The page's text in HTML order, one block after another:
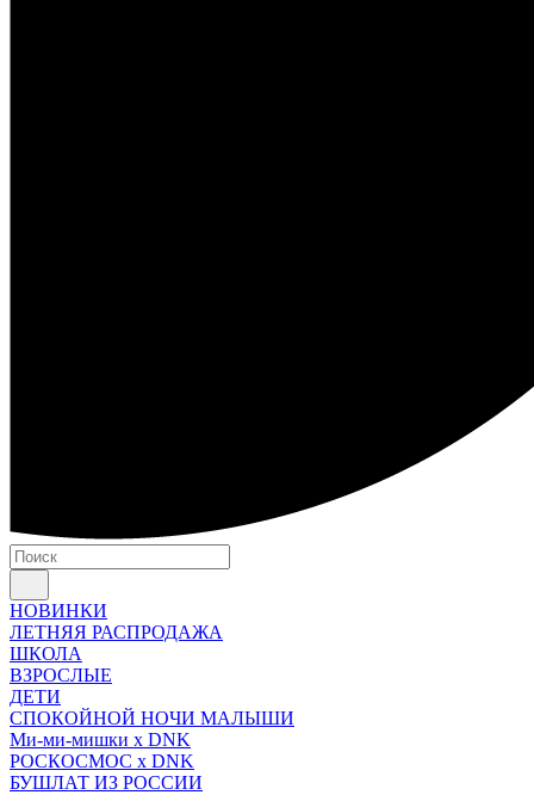
НОВИНКИ
ЛЕТНЯЯ РАСПРОДАЖА
ШКОЛА
ВЗРОСЛЫЕ
ДЕТИ
СПОКОЙНОЙ НОЧИ МАЛЫШИ
Ми-ми-мишки x DNK
РОСКОСМОС x DNK
БУШЛАТ ИЗ РОССИИ